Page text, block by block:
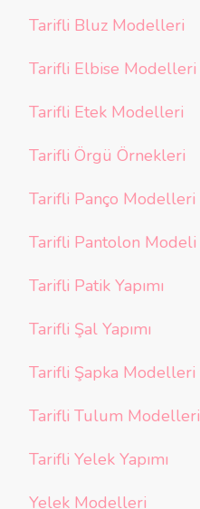
Tarifli Bluz Modelleri
Tarifli Elbise Modelleri
Tarifli Etek Modelleri
Tarifli Örgü Örnekleri
Tarifli Panço Modelleri
Tarifli Pantolon Modeli
Tarifli Patik Yapımı
Tarifli Şal Yapımı
Tarifli Şapka Modelleri
Tarifli Tulum Modelleri
Tarifli Yelek Yapımı
Yelek Modelleri